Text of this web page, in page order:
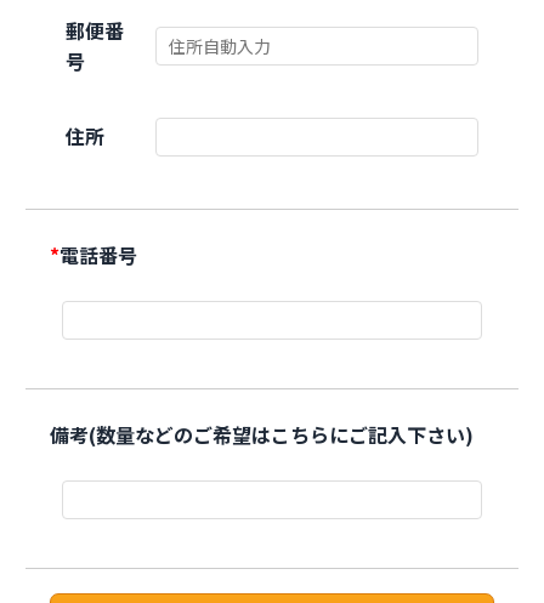
郵便番
号
住所
*電話番号
備考(数量などのご希望はこちらにご記入下さい)